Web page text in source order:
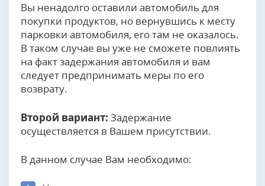
Вы ненадолго оставили автомобиль для
покупки продуктов, но вернувшись к месту
парковки автомобиля, его там не оказалось.
В таком случае вы уже не сможете повлиять
на факт задержания автомобиля и вам
следует предпринимать меры по его
возврату.
Второй вариант: Задержание
осуществляется в Вашем присутствии.
В данном случае Вам необходимо: